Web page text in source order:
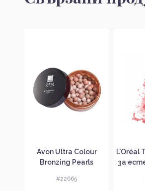
Avon Ultra Colour
Bronzing Pearls
#22665
L’Oréal
за